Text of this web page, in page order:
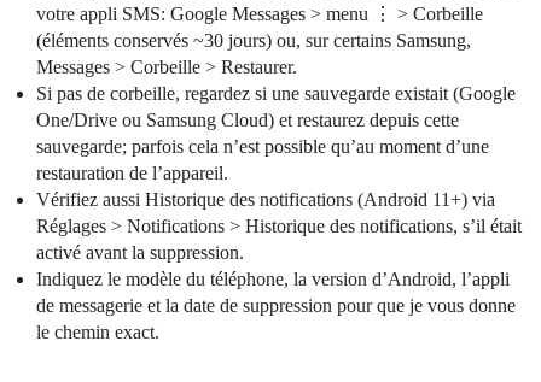
votre appli SMS: Google Messages > menu ⋮ > Corbeille
(éléments conservés ~30 jours) ou, sur certains Samsung,
Messages > Corbeille > Restaurer.
Si pas de corbeille, regardez si une sauvegarde existait (Google
One/Drive ou Samsung Cloud) et restaurez depuis cette
sauvegarde; parfois cela n’est possible qu’au moment d’une
restauration de l’appareil.
Vérifiez aussi Historique des notifications (Android 11+) via
Réglages > Notifications > Historique des notifications, s’il était
activé avant la suppression.
Indiquez le modèle du téléphone, la version d’Android, l’appli
de messagerie et la date de suppression pour que je vous donne
le chemin exact.